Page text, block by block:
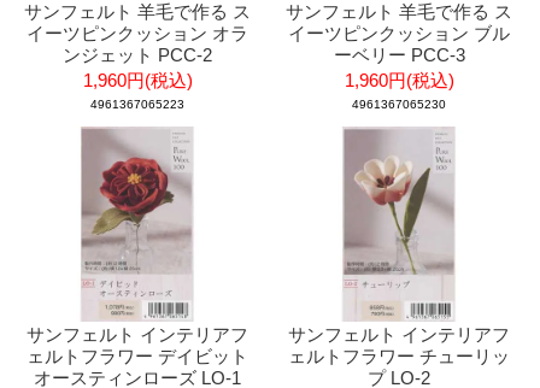
サンフェルト 羊毛で作る ス
イーツピンクッション オラ
ンジェット PCC-2
1,960円(税込)
4961367065223
サンフェルト 羊毛で作る ス
イーツピンクッション ブル
ーベリー PCC-3
1,960円(税込)
4961367065230
サンフェルト インテリアフ
ェルトフラワー デイビット
オースティンローズ LO-1
サンフェルト インテリアフ
ェルトフラワー チューリッ
プ LO-2